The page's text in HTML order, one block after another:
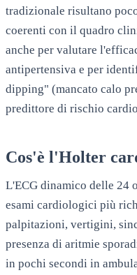
tradizionale risultano
coerenti con il quadro
anche per valutare
antipertensiva e per
dipping" (mancato calo
predittore di rischio
Cos'è l'Holter
L'ECG dinamico delle 24
esami cardiologici più
palpitazioni, vertigini,
presenza di aritmie
in pochi secondi in